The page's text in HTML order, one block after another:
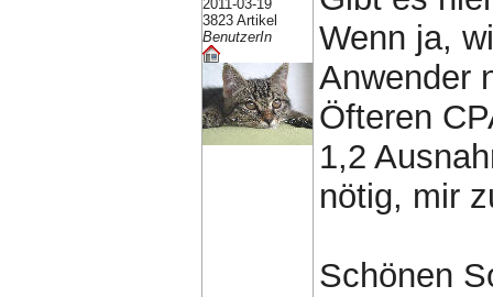
2011-03-19
3823 Artikel
BenutzerIn
Wenn ja,
Anwender
Öfteren
1,2
nötig, mir
Schönen